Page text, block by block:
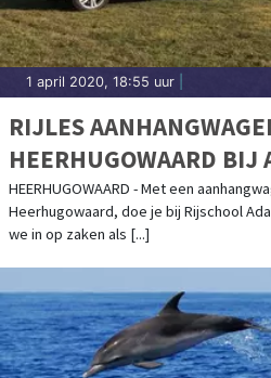
1 april 2020, 18:55 uur
RIJLES
HEERHUGOWAARD BIJ
HEERHUGOWAARD - Met een
Heerhugowaard, doe je bij Rijschool
we in op zaken als [...]